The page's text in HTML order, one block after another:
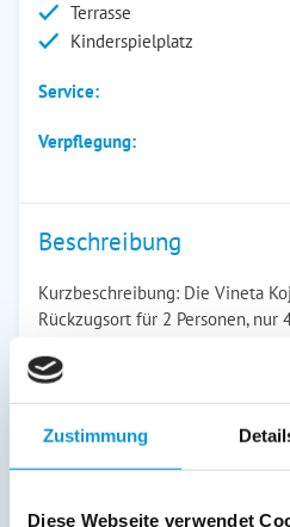
Zustimmung
Diese Webseite verwendet
Terrasse
Kinderspielplatz
Service:
Verpflegung:
Beschreibung
Kurzbeschreibung: Die Vineta
Rückzugsort für 2 Personen,
Ausstattung für einen
Lagebeschreibung: Die
Vineta liegt nur 400 Meter vom
und bietet eine ruhige
unmittelbarer Nähe befindet